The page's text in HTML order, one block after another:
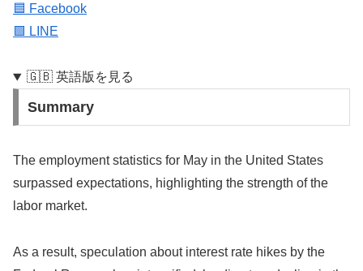
🟦 Facebook
🟩 LINE
🇬🇧 英語版を見る
Summary
The employment statistics for May in the United States
surpassed expectations, highlighting the strength of the
labor market.
As a result, speculation about interest rate hikes by the